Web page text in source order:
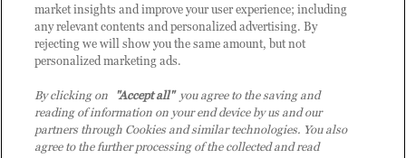
market insights and improve your user experience; including
any relevant contents and personalized advertising. By
rejecting we will show you the same amount, but not
personalized marketing ads.
By clicking on "Accept all"you agree to the saving and
reading of information on your end device by us and our
partners through Cookies and similar technologies. You also
agree to the further processing of the collected and read